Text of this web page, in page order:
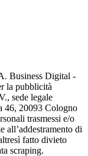
Business Digital -
la pubblicità
sede legale
46, 20093 Cologno
trasmessi e/o
all’addestramento di
fatto divieto
scraping.